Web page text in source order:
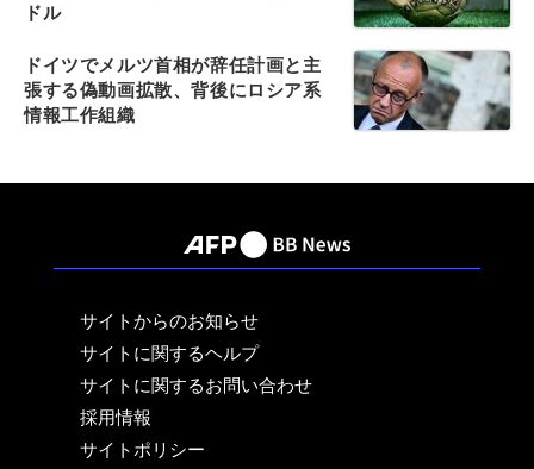
ドル
ドイツでメルツ首相が辞任計画と主
張する偽動画拡散、背後にロシア系
情報工作組織
サイトからのお知らせ
サイトに関するヘルプ
サイトに関するお問い合わせ
採用情報
サイトポリシー